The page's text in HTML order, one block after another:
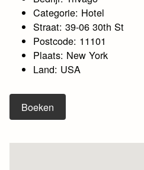
Categorie: Hotel
Straat: 39-06 30th St
Postcode: 11101
Plaats: New York
Land: USA
Boeken